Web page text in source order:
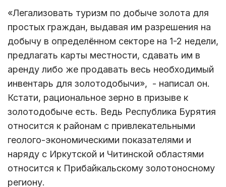
«Легализовать туризм по добыче золота для
простых граждан, выдавая им разрешения на
добычу в определённом секторе на 1-2 недели,
предлагать карты местности, сдавать им в
аренду либо же продавать весь необходимый
инвентарь для золотодобычи», - написал он.
Кстати, рациональное зерно в призыве к
золотодобыче есть. Ведь Республика Бурятия
относится к районам с привлекательными
геолого-экономическими показателями и
наряду с Иркутской и Читинской областями
относится к Прибайкальскому золотоносному
региону.